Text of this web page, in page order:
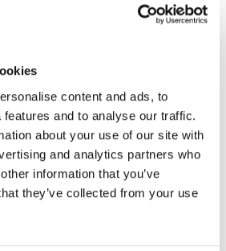
content and ads, to
and to analyse our traffic.
about your use of our site with
and analytics partners who
information that you’ve
they’ve collected from your use
Bekijk al je inkomsten,
de muur en zet hem
gemaakt zul je zien dat sommige
naar het normale, nadat
of opgeheven. Maar andere